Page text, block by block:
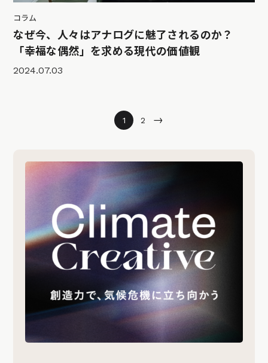
コラム
なぜ今、人々はアナログに魅了されるのか？
「幸福な偶然」を求める現代の価値観
2024.07.03
1 2 →